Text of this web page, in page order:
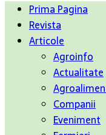
Prima Pagina
Revista
Articole
Agroinfo
Actualitate
Companii
Eveniment